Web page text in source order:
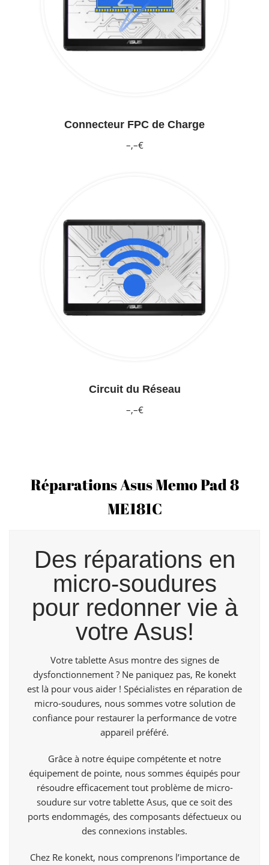
Connecteur FPC de Charge
–,–€
Circuit du Réseau
–,–€
Réparations Asus Memo Pad 8
ME181C
Des réparations en
micro-soudures
pour redonner vie à
votre Asus!
Votre tablette Asus montre des signes de
dysfonctionnement ? Ne paniquez pas, Re konekt
est là pour vous aider ! Spécialistes en réparation de
micro-soudures, nous sommes votre solution de
confiance pour restaurer la performance de votre
appareil préféré.
Grâce à notre équipe compétente et notre
équipement de pointe, nous sommes équipés pour
résoudre efficacement tout problème de micro-
soudure sur votre tablette Asus, que ce soit des
ports endommagés, des composants défectueux ou
des connexions instables.
Chez Re konekt, nous comprenons l’importance de